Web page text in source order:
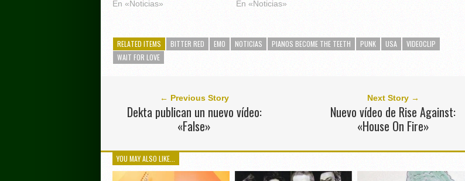
En «Noticias»
En «Noticias»
RELATED ITEMS BITTER RED EMO NOTICIAS PIANOS BECOME THE TEETH PUNK USA
VIDEOCLIP
WAIT FOR LOVE
← Previous Story
Dekta publican un nuevo vídeo:
«False»
Next Story →
Nuevo vídeo de Rise Against:
«House On Fire»
YOU MAY ALSO LIKE...